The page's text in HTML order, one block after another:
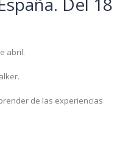
abril.
de las experiencias